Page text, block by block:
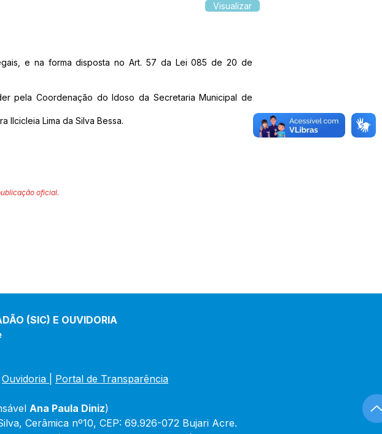
Visualizar
e na forma disposta no Art. 57 da Lei 085 de 20 de
pela Coordenação do Idoso da Secretaria Municipal de
Ilcicleia Lima da Silva Bessa.
oficial.
(SIC) E OUVIDORIA
Ouvidoria Portal de Transparência
Ana Paula Diniz)
Cerâmica nº10, CEP: 69.926-072 Bujari Acre.